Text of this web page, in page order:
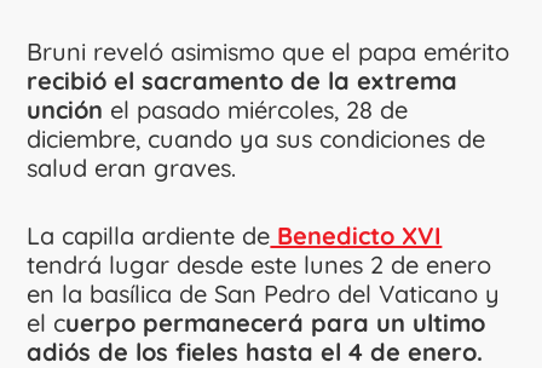
Bruni reveló asimismo que el papa emérito
recibió el sacramento de la extrema
unción el pasado miércoles, 28 de
diciembre, cuando ya sus condiciones de
salud eran graves.
La capilla ardiente de Benedicto XVI
tendrá lugar desde este lunes 2 de enero
en la basílica de San Pedro del Vaticano y
el cuerpo permanecerá para un ultimo
adiós de los fieles hasta el 4 de enero.